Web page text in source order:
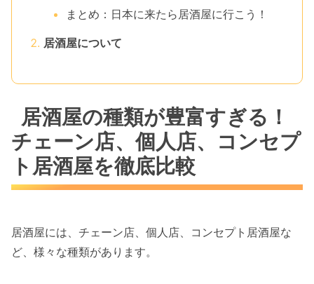
まとめ：日本に来たら居酒屋に行こう！
居酒屋について
居酒屋の種類が豊富すぎる！
チェーン店、個人店、コンセプ
ト居酒屋を徹底比較
居酒屋には、チェーン店、個人店、コンセプト居酒屋な
ど、様々な種類があります。